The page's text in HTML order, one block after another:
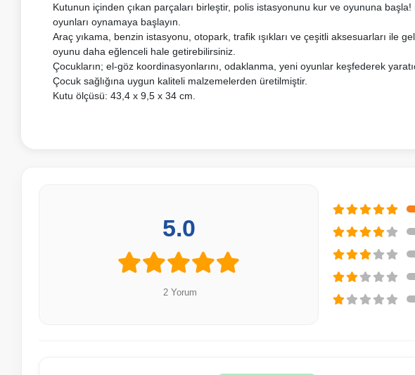
Kutunun içinden çıkan parçaları birleştir, polis istasyonunu kur ve oyununa
oyunları oynamaya başlayın.
Araç yıkama, benzin istasyonu, otopark, trafik ışıkları ve çeşitli aksesuarları
oyunu daha eğlenceli hale getirebilirsiniz.
Çocukların; el-göz koordinasyonlarını, odaklanma, yeni oyunlar keşfederek
Çocuk sağlığına uygun kaliteli malzemelerden üretilmiştir.
Kutu ölçüsü: 43,4 x 9,5 x 34 cm.
5.0
2 Yorum